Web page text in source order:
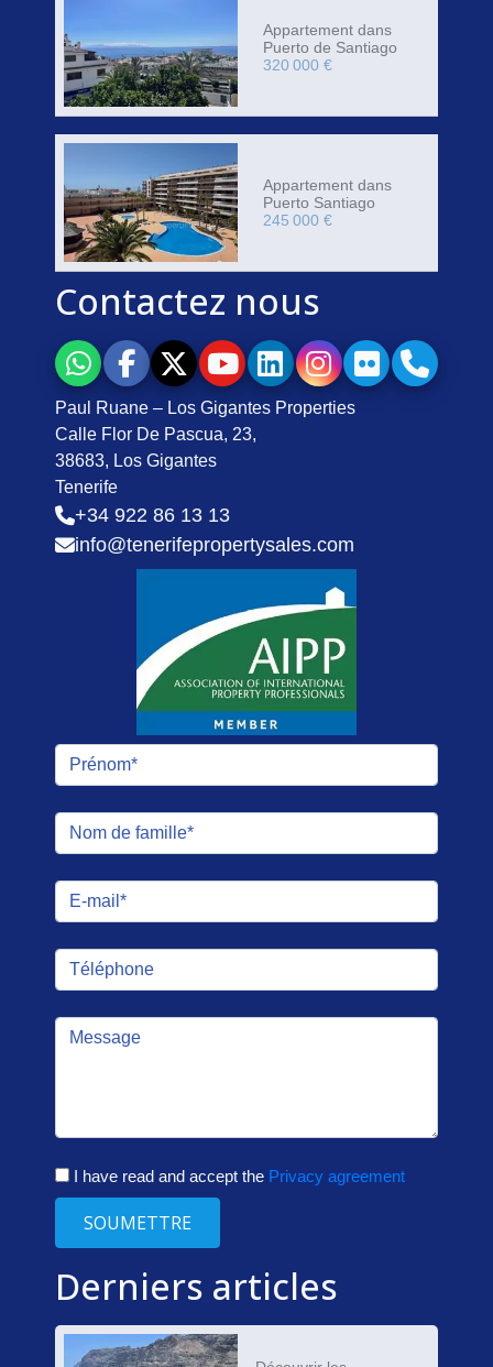
Appartement dans
Puerto de Santiago
320 000 €
Appartement dans
Puerto Santiago
245 000 €
Contactez nous
Paul Ruane – Los Gigantes Properties
Calle Flor De Pascua, 23,
38683, Los Gigantes
Tenerife
+34 922 86 13 13
info@tenerifepropertysales.com
I have read and accept the Privacy agreement
SOUMETTRE
Derniers articles